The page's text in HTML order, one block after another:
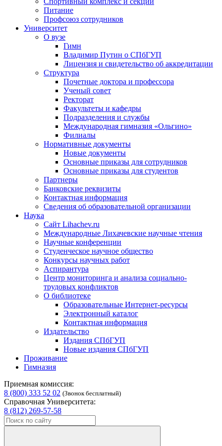
Питание
Профсоюз сотрудников
Университет
О вузе
Гимн
Владимир Путин о СПбГУП
Лицензия и свидетельство об аккредитации
Структура
Почетные доктора и профессора
Ученый совет
Ректорат
Факультеты и кафедры
Подразделения и службы
Международная гимназия «Ольгино»
Филиалы
Нормативные документы
Новые документы
Основные приказы для сотрудников
Основные приказы для студентов
Партнеры
Банковские реквизиты
Контактная информация
Сведения об образовательной организации
Наука
Сайт Lihachev.ru
Международные Лихачевские научные чтения
Научные конференции
Студенческое научное общество
Конкурсы научных работ
Аспирантура
Центр мониторинга и анализа социально-
трудовых конфликтов
О библиотеке
Образовательные Интернет-ресурсы
Электронный каталог
Контактная информация
Издательство
Издания СПбГУП
Новые издания СПбГУП
Проживание
Гимназия
Приемная комиссия:
8 (800) 333 52 02 (Звонок бесплатный)
Справочная Университета:
8 (812) 269-57-58